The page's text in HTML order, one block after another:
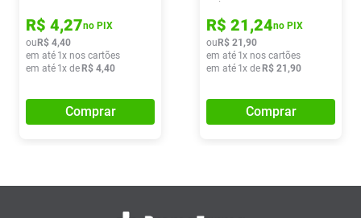
R$ 4,27no PIX
ou R$ 4,40
em até 1x nos cartões
em até 1x de R$ 4,40
Comprar
R$ 21,24no PIX
ou R$ 21 ,90
em até 1x nos cartões
em até 1x de R$ 21 ,90
Comprar